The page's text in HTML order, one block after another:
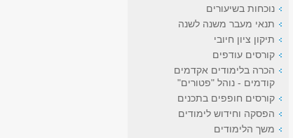
נוכחות בשיעורים
תנאי מעבר משנה לשנה
תיקון ציון חיובי
קורסים עודפים
הכרה בלימודים אקדמים
קודמים - נוהל "פטורים"
קורסים חופפים בתכנים
הפסקה וחידוש לימודים
משך הלימודים